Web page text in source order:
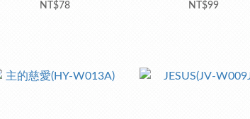
NT$78 NT$99